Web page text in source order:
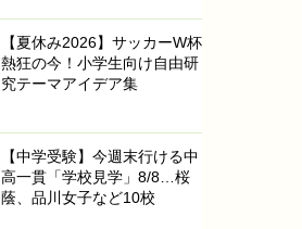
【夏休み2026】サッカーW杯
熱狂の今！小学生向け自由研
究テーマアイデア集
【中学受験】今週末行ける中
高一貫「学校見学」8/8…桜
蔭、品川女子など10校